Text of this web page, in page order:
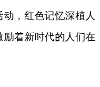
，红色记忆深植人
着新时代的人们在